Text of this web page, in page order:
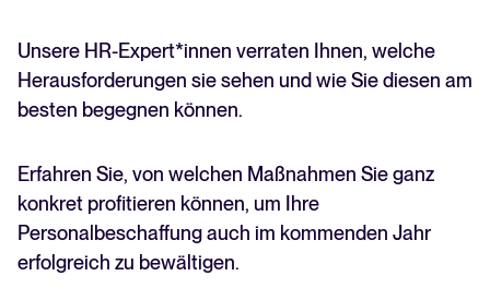
Unsere HR-Expert*innen verraten Ihnen, welche
Herausforderungen sie sehen und wie Sie diesen am
besten begegnen können.
Erfahren Sie, von welchen Maßnahmen Sie ganz
konkret profitieren können, um Ihre
Personalbeschaffung auch im kommenden Jahr
erfolgreich zu bewältigen.